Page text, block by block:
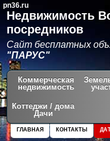
pn36.ru
Недвижимость
посредников
Сайт бесплатных
"ПАРУС"
Коммерческая
недвижимость
Коттеджи / дома
Дачи
КОНТАКТЫ
ГЛАВНАЯ